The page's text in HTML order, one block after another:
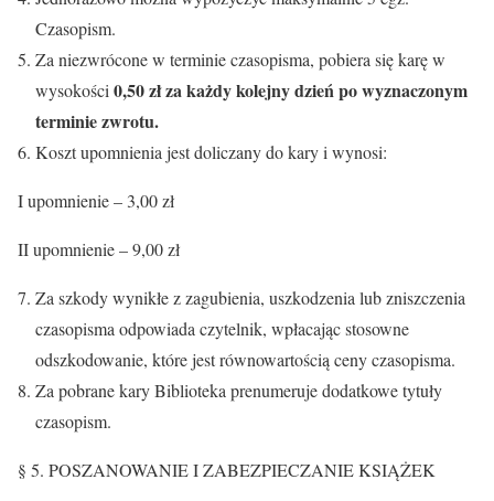
Czasopism.
Za niezwrócone w terminie czasopisma, pobiera się karę w
wysokości 0,50 zł za każdy kolejny dzień po wyznaczonym
terminie zwrotu.
Koszt upomnienia jest doliczany do kary i wynosi:
I upomnienie – 3,00 zł
II upomnienie – 9,00 zł
Za szkody wynikłe z zagubienia, uszkodzenia lub zniszczenia
czasopisma odpowiada czytelnik, wpłacając stosowne
odszkodowanie, które jest równowartością ceny czasopisma.
Za pobrane kary Biblioteka prenumeruje dodatkowe tytuły
czasopism.
§ 5. POSZANOWANIE I ZABEZPIECZANIE KSIĄŻEK